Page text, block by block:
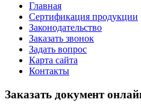
Главная
Сертификация продукции
Законодательство
Заказать звонок
Задать вопрос
Карта сайта
Контакты
Заказать документ